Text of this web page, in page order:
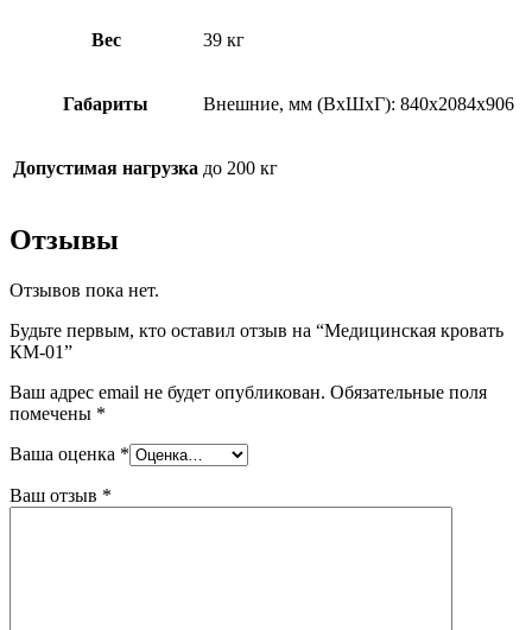
Вес 39 кг
Габариты Внешние, мм (ВхШхГ): 840x2084x906
Допустимая нагрузка до 200 кг
Отзывы
Отзывов пока нет.
Будьте первым, кто оставил отзыв на “Медицинская кровать
КМ-01”
Ваш адрес email не будет опубликован. Обязательные поля
помечены *
Ваша оценка *
Ваш отзыв *